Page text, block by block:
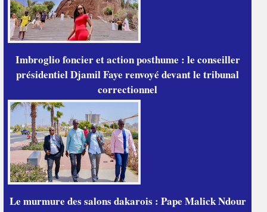
Imbroglio foncier et action posthume : le conseiller
présidentiel Djamil Faye renvoyé devant le tribunal
correctionnel
Le murmure des salons dakarois : Pape Malick Ndour